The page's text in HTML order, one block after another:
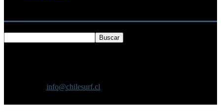
info@chilesurf.cl